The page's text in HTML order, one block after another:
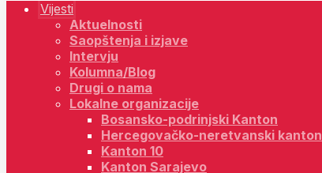
Vijesti
Aktuelnosti
Saopštenja i izjave
Intervju
Kolumna/Blog
Drugi o nama
Lokalne organizacije
Bosansko-podrinjski Kanton
Hercegovačko-neretvanski kanton
Kanton 10
Kanton Sarajevo